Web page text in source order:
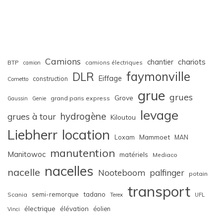
BTP camion Camions camions électriques chantier chariots
Cometto construction DLR Eiffage faymonville
Gaussin Genie grand paris express Grove grue grues
grues à tour hydrogène Kiloutou levage
Liebherr location Loxam Mammoet MAN
Manitowoc manutention matériels Mediaco
nacelle nacelles Nooteboom palfinger potain
Scania semi-remorque tadano Terex transport UFL
Vinci électrique élévation éolien